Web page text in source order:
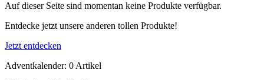
Auf dieser Seite sind momentan keine Produkte verfügbar.
Entdecke jetzt unsere anderen tollen Produkte!
Jetzt entdecken
Adventkalender: 0 Artikel